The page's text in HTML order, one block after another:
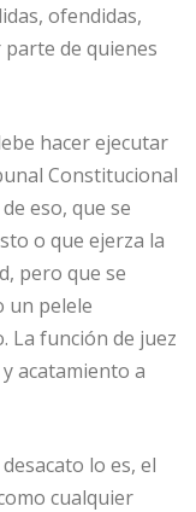
ofendidas,
parte de quienes
hacer ejecutar
Constitucional
eso, que se
o que ejerza la
pero que se
un pelele
La función de juez
acatamiento a
lo es, el
cualquier